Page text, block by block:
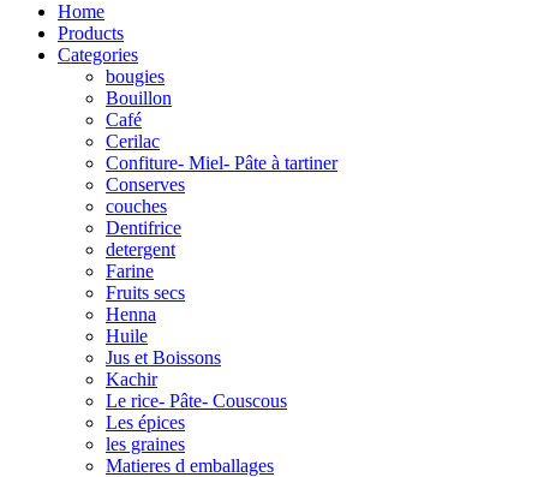
Home
Products
Categories
bougies
Bouillon
Café
Cerilac
Confiture- Miel- Pâte à tartiner
Conserves
couches
Dentifrice
detergent
Farine
Fruits secs
Henna
Huile
Jus et Boissons
Kachir
Le rice- Pâte- Couscous
Les épices
les graines
Matieres d emballages